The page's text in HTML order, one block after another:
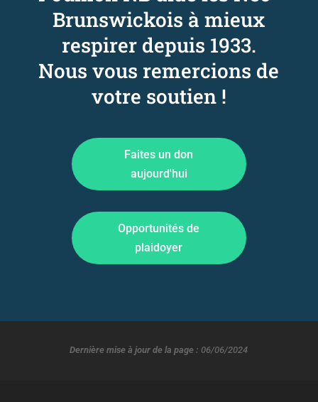
Brunswickois à mieux
respirer depuis 1933.
Nous vous remercions de
votre soutien !
Faites un don
aujourd'hui
Opportunités de
plaidoyer
Dernière mise à jour de la page : 06/06/2024